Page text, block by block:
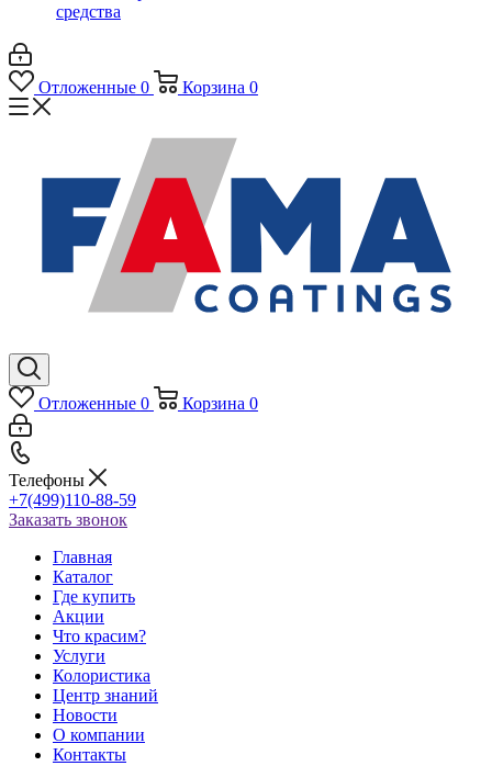
средства
Отложенные 0 Корзина 0
Отложенные 0 Корзина 0
Телефоны
+7(499)110-88-59
Заказать звонок
Главная
Каталог
Где купить
Акции
Что красим?
Услуги
Колористика
Центр знаний
Новости
О компании
Контакты